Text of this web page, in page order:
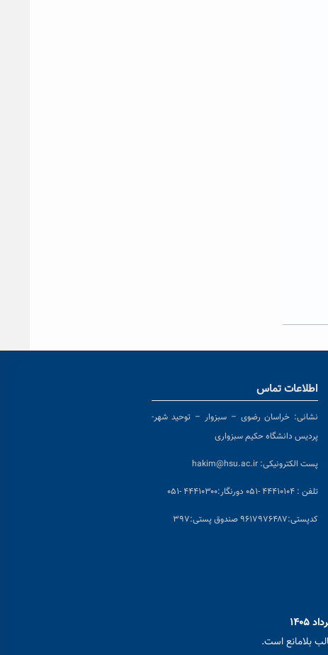
اطلاعات تماس
نشانی: خراسان رضوی – سبزوار – توحید شهر-
پردیس دانشگاه حکیم سبزواری
پست الکترونیکی: hakim@hsu.ac.ir
تلفن : ۴۴۴۱۰۱۰۴ -۰۵۱ دورنگار:۴۴۴۱۰۳۰۰ -۰۵۱
کدپستی:۹۶۱۷۹۷۶۴۸۷ صندوق پستی:۳۹۷
بلامانع است.